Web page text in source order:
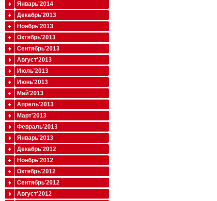
Январь'2014
Декабрь'2013
Ноябрь'2013
Октябрь'2013
Сентябрь'2013
Август'2013
Июль'2013
Июнь'2013
Май'2013
Апрель'2013
Март'2013
Февраль'2013
Январь'2013
Декабрь'2012
Ноябрь'2012
Октябрь'2012
Сентябрь'2012
Август'2012